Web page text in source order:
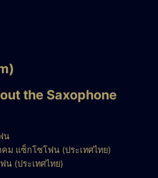
the Saxophone
น
ม แซ็กโซโฟน (ประเทศไทย)
(ประเทศไทย)